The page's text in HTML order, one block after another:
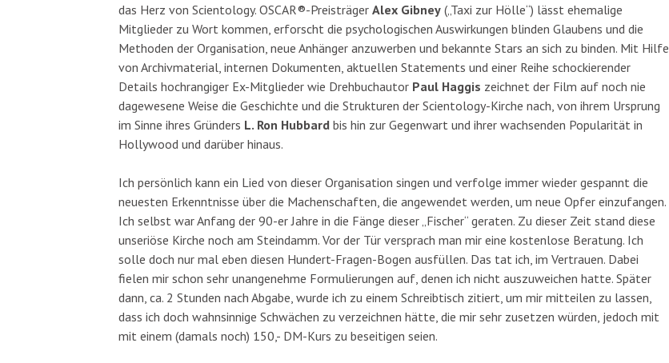
das Herz von Scientology. OSCAR®-Preisträger Alex Gibney („Taxi zur Hölle“) lässt ehemalige
Mitglieder zu Wort kommen, erforscht die psychologischen Auswirkungen blinden Glaubens und die
Methoden der Organisation, neue Anhänger anzuwerben und bekannte Stars an sich zu binden. Mit Hilfe
von Archivmaterial, internen Dokumenten, aktuellen Statements und einer Reihe schockierender
Details hochrangiger Ex-Mitglieder wie Drehbuchautor Paul Haggis zeichnet der Film auf noch nie
dagewesene Weise die Geschichte und die Strukturen der Scientology-Kirche nach, von ihrem Ursprung
im Sinne ihres Gründers L. Ron Hubbard bis hin zur Gegenwart und ihrer wachsenden Popularität in
Hollywood und darüber hinaus.
Ich persönlich kann ein Lied von dieser Organisation singen und verfolge immer wieder gespannt die
neuesten Erkenntnisse über die Machenschaften, die angewendet werden, um neue Opfer einzufangen.
Ich selbst war Anfang der 90-er Jahre in die Fänge dieser „Fischer“ geraten. Zu dieser Zeit stand diese
unseriöse Kirche noch am Steindamm. Vor der Tür versprach man mir eine kostenlose Beratung. Ich
solle doch nur mal eben diesen Hundert-Fragen-Bogen ausfüllen. Das tat ich, im Vertrauen. Dabei
fielen mir schon sehr unangenehme Formulierungen auf, denen ich nicht auszuweichen hatte. Später
dann, ca. 2 Stunden nach Abgabe, wurde ich zu einem Schreibtisch zitiert, um mir mitteilen zu lassen,
dass ich doch wahnsinnige Schwächen zu verzeichnen hätte, die mir sehr zusetzen würden, jedoch mit
mit einem (damals noch) 150,- DM-Kurs zu beseitigen seien.